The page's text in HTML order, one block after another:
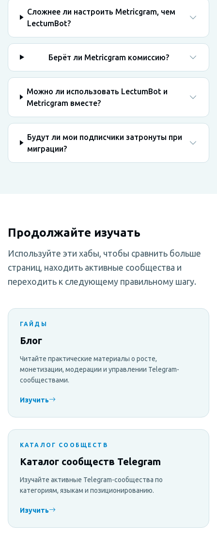
Сложнее ли настроить Metricgram, чем
LectumBot?
Берёт ли Metricgram комиссию?
Можно ли использовать LectumBot и
Metricgram вместе?
Будут ли мои подписчики затронуты при
миграции?
Продолжайте изучать
Используйте эти хабы, чтобы сравнить больше
страниц, находить активные сообщества и
переходить к следующему правильному шагу.
ГАЙДЫ
Блог
Читайте практические материалы о росте,
монетизации, модерации и управлении Telegram-
сообществами.
Изучить
КАТАЛОГ СООБЩЕСТВ
Каталог сообществ Telegram
Изучайте активные Telegram-сообщества по
категориям, языкам и позиционированию.
Изучить